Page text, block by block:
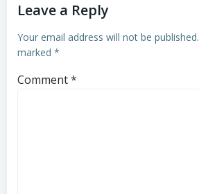
Leave a Reply
Your email address will not be published.
marked *
Comment*